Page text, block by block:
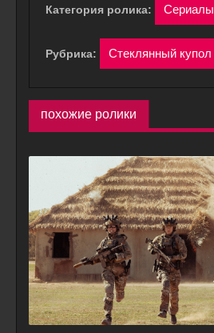
Категория ролика: Сериалы
Рубрика: Стеклянный купол
похожие ролики